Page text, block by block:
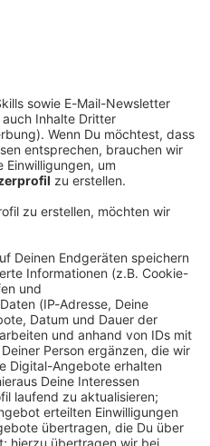
die Fachleute
viele Menschen aus
geschmuggelt wurden,
und südamerikanische